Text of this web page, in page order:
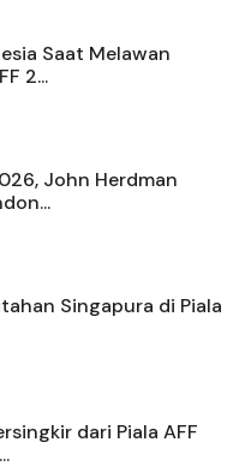
Saat Melawan
2...
John Herdman
Singapura di Piala
dari Piala AFF